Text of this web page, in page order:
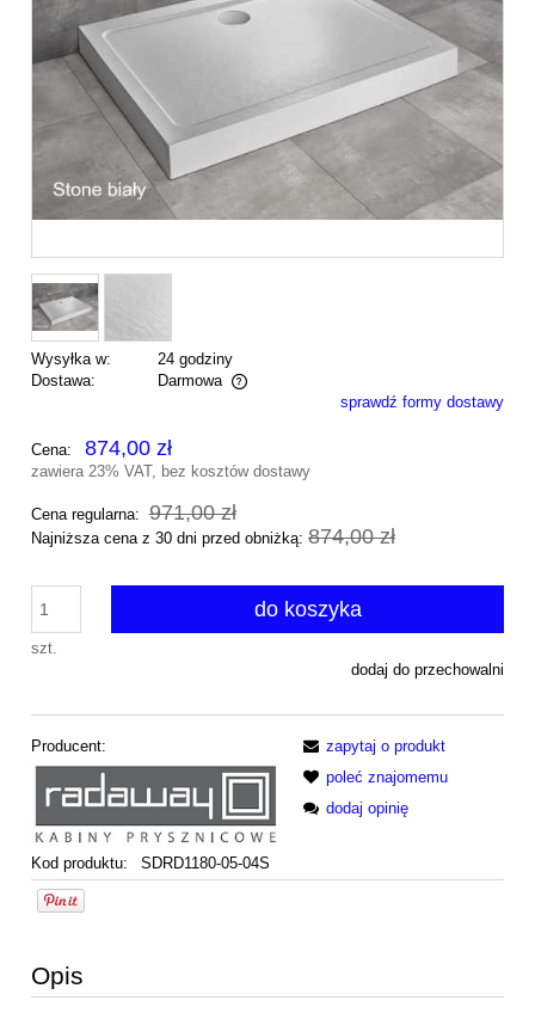
Wysyłka w:
24 godziny
Dostawa:
Darmowa
Cena nie zawiera ewentualnych kosztów płatnościsprawdź formy dostawy
Cena: 874,00 zł
zawiera 23% VAT, bez kosztów dostawy
Cena regularna: 971,00 zł
Najniższa cena z 30 dni przed obniżką: 874,00 zł
szt.
do koszyka
dodaj do przechowalni
Producent:
Kod produktu: SDRD1180-05-04S
zapytaj o produkt
poleć znajomemu
dodaj opinię
Opis